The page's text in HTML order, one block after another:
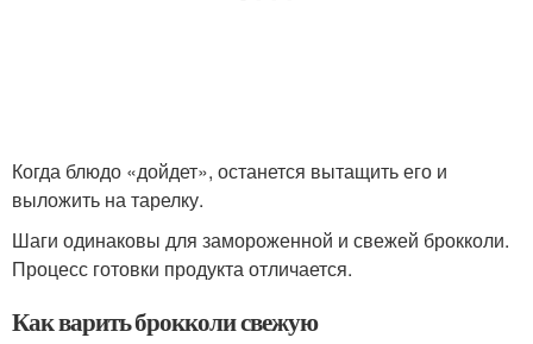
Когда блюдо «дойдет», останется вытащить его и
выложить на тарелку.
Шаги одинаковы для замороженной и свежей брокколи.
Процесс готовки продукта отличается.
Как варить брокколи свежую